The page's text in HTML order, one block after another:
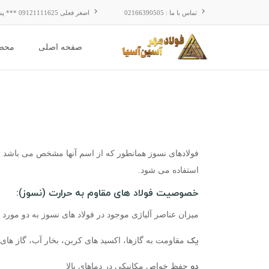
تماس با ما : 02166390505 اصغر فعلی 09121111625 *** پشتیبانی :09121900631 - 09125776460
صفحه اصلی
فولادهای نسوز همانطور که از اسم آنها مشخص می باشد
استفاده می شود.
خصوصیت فولاد های مقاوم به حرارت (نسوز):
میزان عناصر آلیاژی موجود در فولاد های نسوز به دو
یک مقاومت به گازها، اکسید های کربن، بخار آب، گاز
حفظ خواص مکانیکی در دماهای بالا